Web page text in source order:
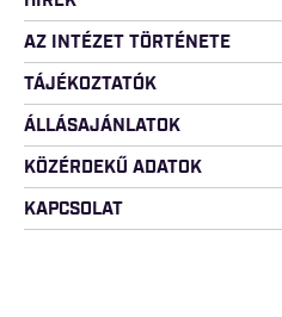
AZ INTÉZET TÖRTÉNETE
TÁJÉKOZTATÓK
ÁLLÁSAJÁNLATOK
KÖZÉRDEKŰ ADATOK
KAPCSOLAT